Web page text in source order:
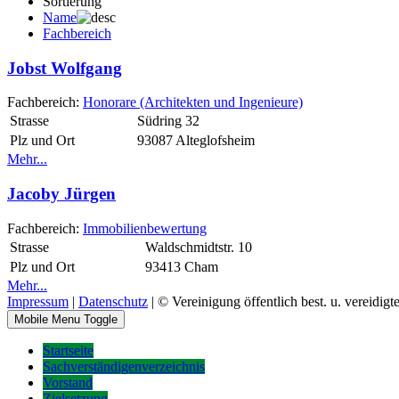
Name
Fachbereich
Jobst Wolfgang
Fachbereich: Honorare (Architekten und Ingenieure)
Strasse
Südring 32
Plz und Ort
93087 Alteglofsheim
Mehr...
Jacoby Jürgen
Fachbereich: Immobilienbewertung
Strasse
Waldschmidtstr. 10
Plz und Ort
93413 Cham
Mehr...
Impressum | Datenschutz | © Vereinigung öffentlich best. u.
Mobile Menu Toggle
Startseite
Sachverständigenverzeichnis
Vorstand